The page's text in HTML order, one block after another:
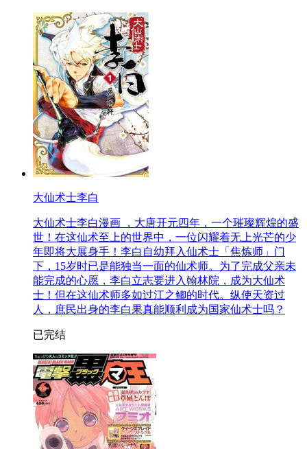
大仙术士李白
大仙术士李白漫画 ，大唐开元四年，一个璀璨辉煌的盛
世！在这仙术至上的世界中，一位闪耀着无上光芒的少
年即将大展身手！李白自幼拜入仙术士「焦炼师」门
下，15岁时已是能独当一面的仙术师。为了完成父亲未
能完成的心愿，李白立志要进入翰林院，成为大仙术
士！但在这仙术师多如过江之鲫的时代。纵使天资过
人，庶民出身的李白果真能顺利成为国家仙术士吗？
已完结